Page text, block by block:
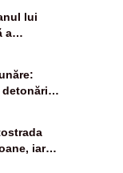
lui
a
PLUS
iar